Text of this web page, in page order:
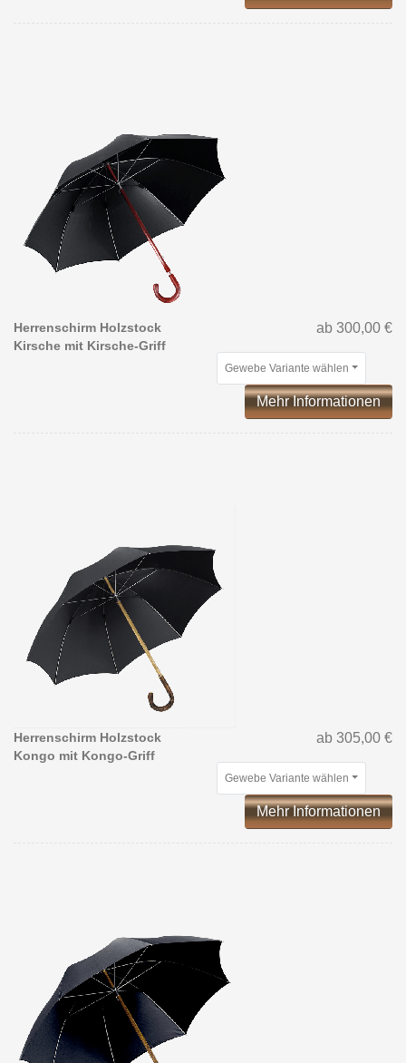
Herrenschirm Holzstock
Kirsche mit Kirsche-Griff
ab 300,00 €
Gewebe Variante wählen
Mehr Informationen
Herrenschirm Holzstock
Kongo mit Kongo-Griff
ab 305,00 €
Gewebe Variante wählen
Mehr Informationen